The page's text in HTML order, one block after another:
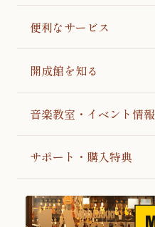
便利なサービス
開成館を知る
音楽教室・イベント情報
サポート・購入特典